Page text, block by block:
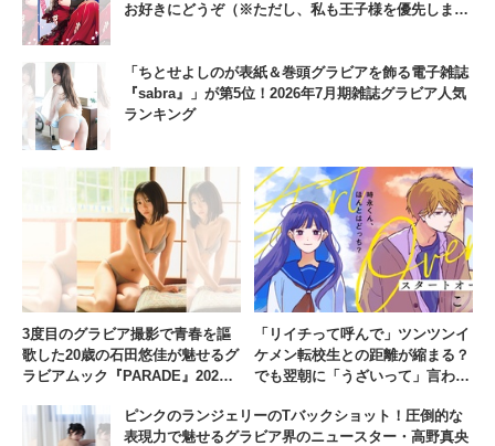
お好きにどうぞ（※ただし、私も王子様を優先します
「ちとせよしのが表紙＆巻頭グラビアを飾る電子雑誌
『sabra』」が第5位！2026年7月期雑誌グラビア人気
ランキング
3度目のグラビア撮影で青春を謳
歌した20歳の石田悠佳が魅せるグ
ラビアムック『PARADE』2026
「リイチって呼んで」ツンツンイ
ケメン転校生との距離が縮まる？
でも翌朝に「うざいって」言われ
【#6】
ピンクのランジェリーのTバックショット！圧倒的な
表現力で魅せるグラビア界のニュースター・高野真央